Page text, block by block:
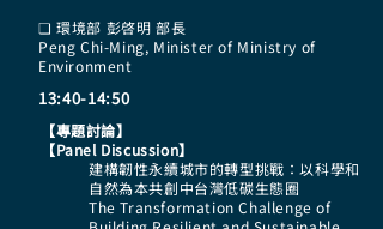
❏ 環境部 彭啓明 部長
Peng Chi-Ming, Minister of Ministry of
Environment
13:40-14:50
【專題討論】
【Panel Discussion】​
建構韌性永續城市的轉型挑戰：以科學和
自然為本共創中台灣低碳生態圈
The Transformation Challenge of